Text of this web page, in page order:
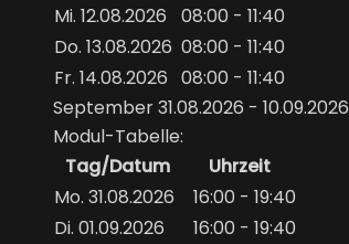
Mi. 12.08.2026
08:00 - 11:40
Do. 13.08.2026 08:00 - 11:40
Fr. 14.08.2026 08:00 - 11:40
September 31.08.2026 - 10.09.2026
Modul-Tabelle:
Tag/Datum
Uhrzeit
Mo. 31.08.2026
16:00 - 19:40
Di. 01.09.2026
16:00 - 19:40